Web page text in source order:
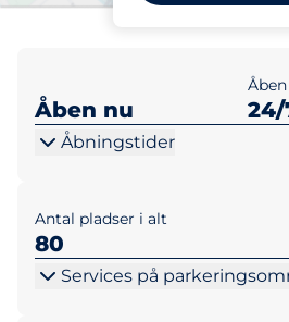
Åben nu
Åben
24/
Åbningstider
Antal pladser i alt
80
Services på